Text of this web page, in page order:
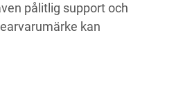
pålitlig support och
kan